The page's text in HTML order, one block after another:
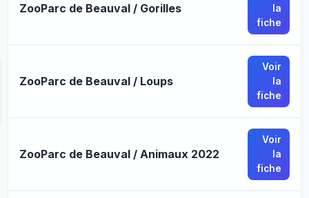
ZooParc de Beauval / Gorilles
la
fiche
ZooParc de Beauval / Loups
Voir
la
fiche
ZooParc de Beauval / Animaux 2022
Voir
la
fiche